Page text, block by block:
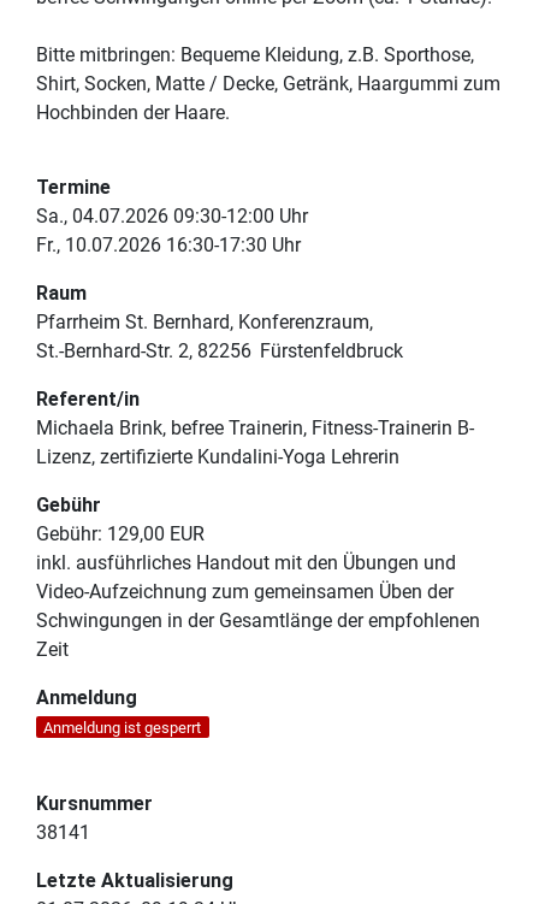
Bitte mitbringen: Bequeme Kleidung, z.B. Sporthose,
Shirt, Socken, Matte / Decke, Getränk, Haargummi zum
Hochbinden der Haare.
Termine
Sa., 04.07.2026 09:30-12:00 Uhr
Fr., 10.07.2026 16:30-17:30 Uhr
Raum
Pfarrheim St. Bernhard, Konferenzraum
St.-Bernhard-Str. 2 82256 Fürstenfeldbruck
Referent/in
Michaela Brink, befree Trainerin, Fitness-Trainerin B-
Lizenz, zertifizierte Kundalini-Yoga Lehrerin
Gebühr
Gebühr: 129,00 EUR
inkl. ausführliches Handout mit den Übungen und
Video-Aufzeichnung zum gemeinsamen Üben der
Schwingungen in der Gesamtlänge der empfohlenen
Zeit
Anmeldung
Anmeldung ist gesperrt
Kursnummer
38141
Letzte Aktualisierung